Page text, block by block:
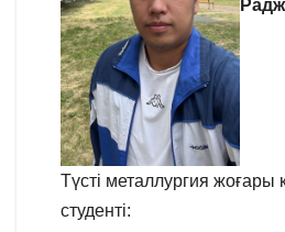
Түсті металлургия жоғары
студенті: